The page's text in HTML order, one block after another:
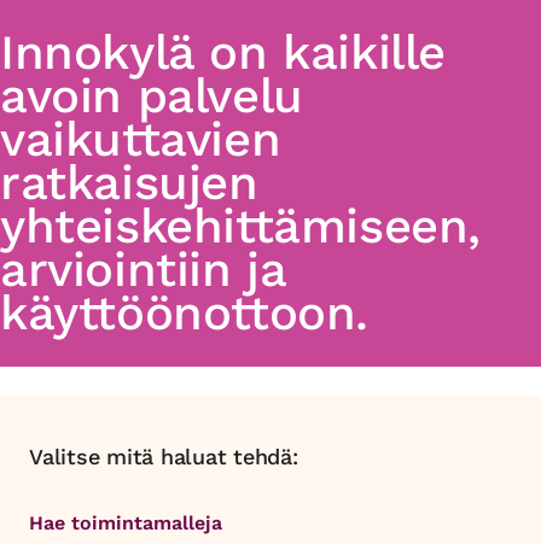
Innokylä on kaikille
avoin palvelu
vaikuttavien
ratkaisujen
yhteiskehittämiseen,
arviointiin ja
käyttöönottoon.
Valitse mitä haluat tehdä:
Hae toimintamalleja